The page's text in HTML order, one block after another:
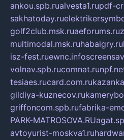
ankou.spb.rualvesta1.rupdf-
sakhatoday.ru
golf2club.msk.ruaeforums.ru
multimodal.msk.ruhabaigry.ru
isz-fest.ruewnc.info
volnav.spb.rucomnat.ru
tesiaes.rucard.com.ru
gildiya-kuznecov.ru
griffoncom.spb.rufabrika-
PARK-MATROSOVA.RU
avtoyurist-moskva1.ru